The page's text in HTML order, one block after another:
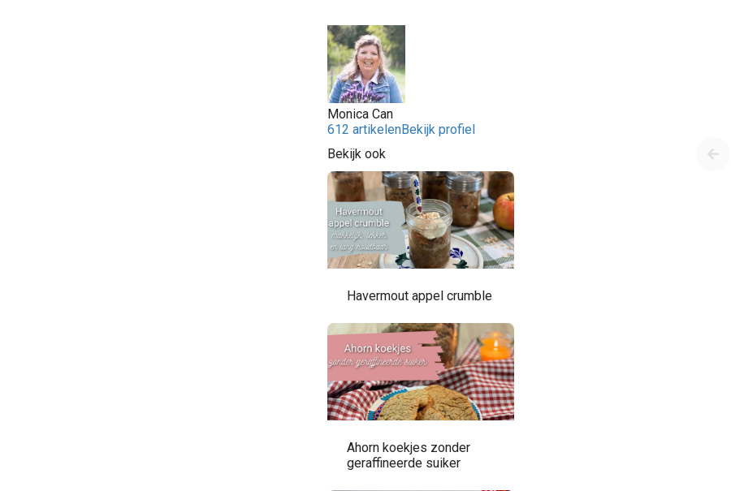
Monica Can
612 artikelenBekijk profiel
Bekijk ook
Havermout appel crumble
Ahorn koekjes zonder
geraffineerde suiker